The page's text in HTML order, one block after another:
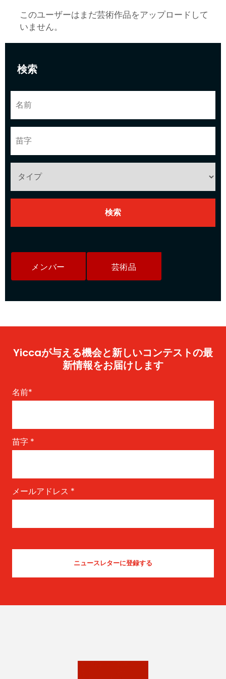
検索
メンバー 芸術品
このユーザーはまだ芸術作品をアップロードして
いません。
Yiccaが与える機会と新しいコンテストの最
新情報をお届けします
名前*
苗字 *
メールアドレス *